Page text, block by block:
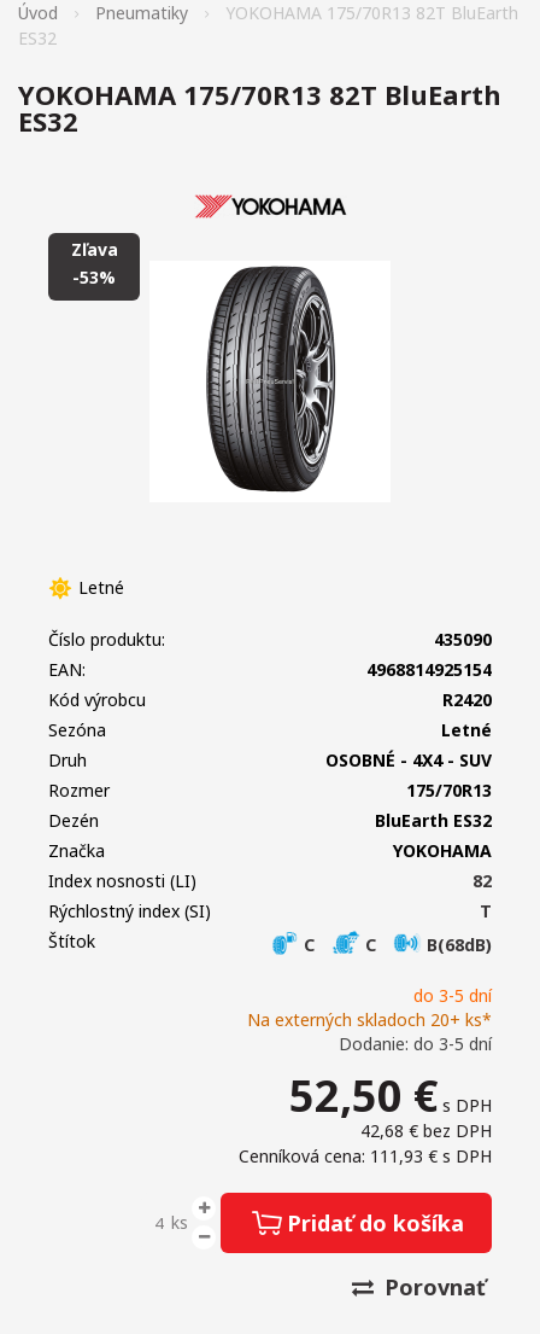
Úvod Pneumatiky
YOKOHAMA 175/70R13 82T BluEarth
ES32
YOKOHAMA 175/70R13 82T BluEarth
ES32
Zľava
-53%
Letné
do 3-5 dní
Na externých skladoch 20+ ks*
Dodanie: do 3-5 dní
52,50 € s DPH
42,68 € bez DPH
Cenníková cena: 111,93 € s DPH
ks Pridať do košíka
Porovnať
Číslo produktu:
435090
EAN:
4968814925154
Kód výrobcu
R2420
Sezóna
Letné
Druh
OSOBNÉ - 4X4 - SUV
Rozmer
175/70R13
Dezén
BluEarth ES32
Značka
YOKOHAMA
Index nosnosti (LI)
82
Rýchlostný index (SI)
T
Štítok
C C B(68dB)